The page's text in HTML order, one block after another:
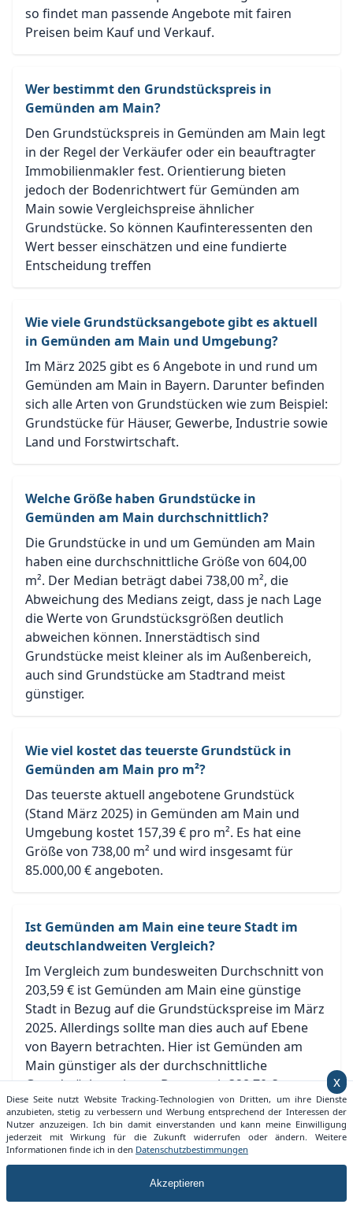
so findet man passende Angebote mit fairen
Preisen beim Kauf und Verkauf.
Wer bestimmt den Grundstückspreis in
Gemünden am Main?
Den Grundstückspreis in Gemünden am Main legt
in der Regel der Verkäufer oder ein beauftragter
Immobilienmakler fest. Orientierung bieten
jedoch der Bodenrichtwert für Gemünden am
Main sowie Vergleichspreise ähnlicher
Grundstücke. So können Kaufinteressenten den
Wert besser einschätzen und eine fundierte
Entscheidung treffen
Wie viele Grundstücksangebote gibt es aktuell
in Gemünden am Main und Umgebung?
Im März 2025 gibt es 6 Angebote in und rund um
Gemünden am Main in Bayern. Darunter befinden
sich alle Arten von Grundstücken wie zum Beispiel:
Grundstücke für Häuser, Gewerbe, Industrie sowie
Land und Forstwirtschaft.
Welche Größe haben Grundstücke in
Gemünden am Main durchschnittlich?
Die Grundstücke in und um Gemünden am Main
haben eine durchschnittliche Größe von 604,00
m². Der Median beträgt dabei 738,00 m², die
Abweichung des Medians zeigt, dass je nach Lage
die Werte von Grundstücksgrößen deutlich
abweichen können. Innerstädtisch sind
Grundstücke meist kleiner als im Außenbereich,
auch sind Grundstücke am Stadtrand meist
günstiger.
Wie viel kostet das teuerste Grundstück in
Gemünden am Main pro m²?
Das teuerste aktuell angebotene Grundstück
(Stand März 2025) in Gemünden am Main und
Umgebung kostet 157,39 € pro m². Es hat eine
Größe von 738,00 m² und wird insgesamt für
85.000,00 € angeboten.
Ist Gemünden am Main eine teure Stadt im
deutschlandweiten Vergleich?
Im Vergleich zum bundesweiten Durchschnitt von
203,59 € ist Gemünden am Main eine günstige
Stadt in Bezug auf die Grundstückspreise im März
2025. Allerdings sollte man dies auch auf Ebene
von Bayern betrachten. Hier ist Gemünden am
Main günstiger als der durchschnittliche
Grundstückspreis von Bayern mit 328,70 €.
Welche Entwicklung nimmt der
Grundstückspreis in Gemünden am Main?
Der Grundstückspreis der Stadt Gemünden am
Main ist im letzten Monat durchschnittlich um ,00
x
Diese Seite nutzt Website Tracking-Technologien von Dritten, um ihre Dienste
anzubieten, stetig zu verbessern und Werbung entsprechend der Interessen der
Nutzer anzuzeigen. Ich bin damit einverstanden und kann meine Einwilligung
jederzeit mit Wirkung für die Zukunft widerrufen oder ändern. Weitere
Informationen finde ich in den Datenschutzbestimmungen
Akzeptieren